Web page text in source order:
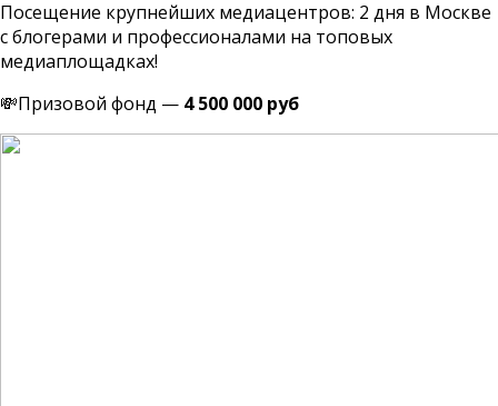
Посещение крупнейших медиацентров: 2 дня в Москве
с блогерами и профессионалами на топовых
медиаплощадках!
💸Призовой фонд — 4 500 000 руб